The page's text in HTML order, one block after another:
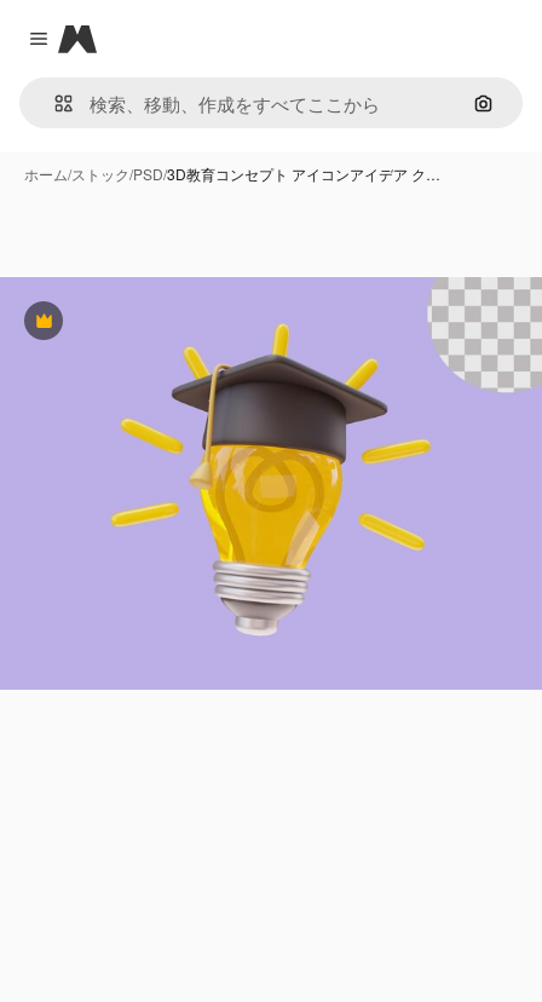
Close menu
Magnific
画像で
ホーム/ストック/PSD/3D教育コンセプト アイコンアイデア ク…
Premium